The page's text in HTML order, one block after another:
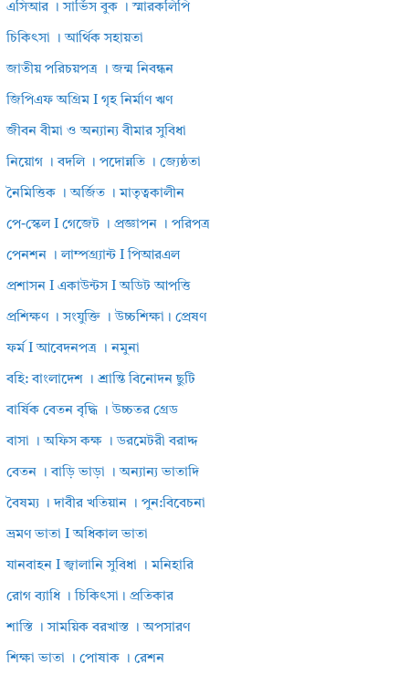
এসিআর । সার্ভিস বুক । স্মারকলিপি
চিকিৎসা । আর্থিক সহায়তা
জাতীয় পরিচয়পত্র । জন্ম নিবন্ধন
জিপিএফ অগ্রিম I গৃহ নির্মাণ ঋণ
জীবন বীমা ও অন্যান্য বীমার সুবিধা
নিয়োগ । বদলি । পদোন্নতি । জ্যেষ্ঠতা
নৈমিত্তিক । অর্জিত । মাতৃত্বকালীন
পে-স্কেল I গেজেট । প্রজ্ঞাপন । পরিপত্র
পেনশন । লাম্পগ্র্যান্ট I পিআরএল
প্রশাসন I একাউন্টস I অডিট আপত্তি
প্রশিক্ষণ । সংযুক্তি । উচ্চশিক্ষা। প্রেষণ
ফর্ম I আবেদনপত্র । নমুনা
বহি: বাংলাদেশ । শ্রান্তি বিনোদন ছুটি
বার্ষিক বেতন বৃদ্ধি । উচ্চতর গ্রেড
বাসা । অফিস কক্ষ । ডরমেটরী বরাদ্দ
বেতন । বাড়ি ভাড়া । অন্যান্য ভাতাদি
বৈষম্য । দাবীর খতিয়ান । পুন:বিবেচনা
ভ্রমণ ভাতা I অধিকাল ভাতা
যানবাহন I জ্বালানি সুবিধা । মনিহারি
রোগ ব্যাধি । চিকিৎসা। প্রতিকার
শাস্তি । সাময়িক বরখাস্ত । অপসারণ
শিক্ষা ভাতা । পোষাক । রেশন